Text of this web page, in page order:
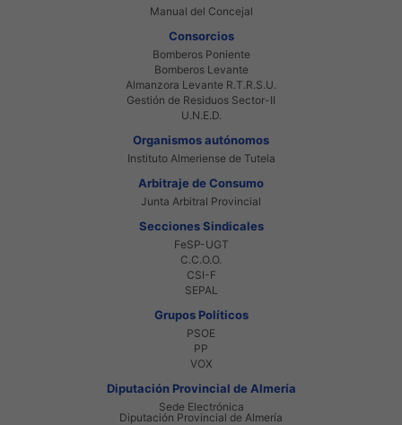
Manual del Concejal
Consorcios
Bomberos Poniente
Bomberos Levante
Almanzora Levante R.T.R.S.U.
Gestión de Residuos Sector-II
U.N.E.D.
Organismos autónomos
Instituto Almeriense de Tutela
Arbitraje de Consumo
Junta Arbitral Provincial
Secciones Sindicales
FeSP-UGT
C.C.O.O.
CSI-F
SEPAL
Grupos Políticos
PSOE
PP
VOX
Diputación Provincial de Almería
Sede Electrónica
Diputación Provincial de Almería